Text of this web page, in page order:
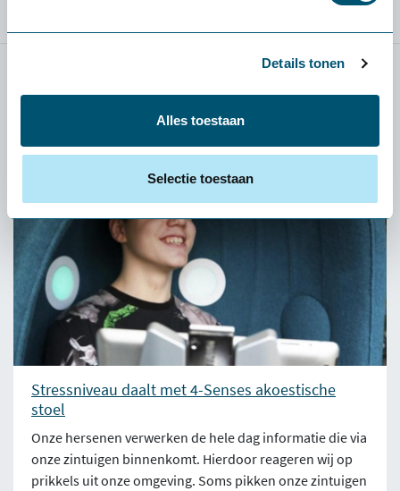
Details tonen
Alles toestaan
Selectie toestaan
Relevante blog posts
Stressniveau daalt met 4-Senses akoestische
stoel
Onze hersenen verwerken de hele dag informatie die via
onze zintuigen binnenkomt. Hierdoor reageren wij op
prikkels uit onze omgeving. Soms pikken onze zintuigen